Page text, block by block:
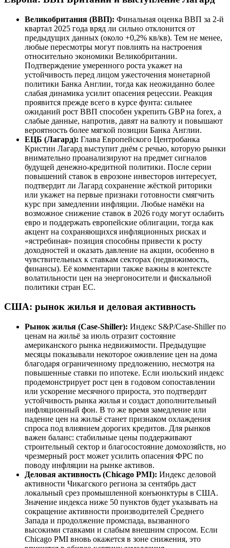
Великобритания (ВВП): Финальная оценка ВВП за 2-й
квартал 2025 года вряд ли сильно отклонится от
предыдущих данных (около +0,2% кв/кв). Тем не менее,
любые пересмотры могут повлиять на настроения
относительно экономики Великобритании.
Подтверждение умеренного роста укажет на
устойчивость перед лицом ужесточения монетарной
политики Банка Англии, тогда как неожиданно более
слабая динамика усилит опасения рецессии. Реакция
проявится прежде всего в курсе фунта: сильнее
ожиданий рост ВВП способен укрепить GBP на forex, а
слабые данные, напротив, давят на валюту и повышают
вероятность более мягкой позиции Банка Англии.
ЕЦБ (Лагард): Глава Европейского Центробанка
Кристин Лагард выступит днём с речью, которую рынки
внимательно проанализируют на предмет сигналов
будущей денежно-кредитной политики. После серии
повышений ставок в еврозоне инвесторов интересует,
подтвердит ли Лагард сохранение жёсткой риторики
или укажет на первые признаки готовности смягчить
курс при замедлении инфляции. Любые намёки на
возможное снижение ставок в 2026 году могут ослабить
евро и поддержать европейские облигации, тогда как
акцент на сохраняющихся инфляционных рисках и
«ястребиная» позиция способны привести к росту
доходностей и оказать давление на акции, особенно в
чувствительных к ставкам секторах (недвижимость,
финансы). Её комментарии также важны в контексте
волатильности цен на энергоносители и фискальной
политики стран ЕС.
США: рынок жилья и деловая активность
Рынок жилья (Case-Shiller): Индекс S&P/Case-Shiller по
ценам на жильё за июль отразит состояние
американского рынка недвижимости. Предыдущие
месяцы показывали некоторое оживление цен на дома
благодаря ограниченному предложению, несмотря на
повышенные ставки по ипотеке. Если июльский индекс
продемонстрирует рост цен в годовом сопоставлении
или ускорение месячного прироста, это подтвердит
устойчивость рынка жилья и создаст дополнительный
инфляционный фон. В то же время замедление или
падение цен на жильё станет признаком охлаждения
спроса под влиянием дорогих кредитов. Для рынков
важен баланс: стабильные цены поддерживают
строительный сектор и благосостояние домохозяйств, но
чрезмерный рост может усилить опасения ФРС по
поводу инфляции на рынке активов.
Деловая активность (Chicago PMI): Индекс деловой
активности Чикагского региона за сентябрь даст
локальный срез промышленной конъюнктуры в США.
Значение индекса ниже 50 пунктов будет указывать на
сокращение активности производителей Среднего
Запада и продолжение промспада, вызванного
высокими ставками и слабым внешним спросом. Если
Chicago PMI вновь окажется в зоне снижения, это